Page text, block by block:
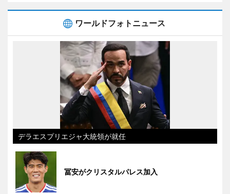
ワールドフォトニュース
デラエスプリエジャ大統領が就任
冨安がクリスタルパレス加入